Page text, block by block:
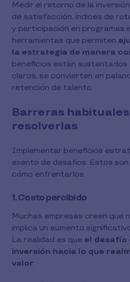
Medir el retorno de la
de satisfacción, índices de
y participación en programas
herramientas que permiten
la estrategia de manera
beneficios están sustentados
claros, se convierten en
retención de talento.
Barreras habituales
resolverlas
Implementar beneficios
exento de desafíos. Estos son
cómo enfrentarlos:
1. Costo percibido
Muchas empresas creen que
implica un aumento
La realidad es que el desafío
inversión hacia lo que
valor.